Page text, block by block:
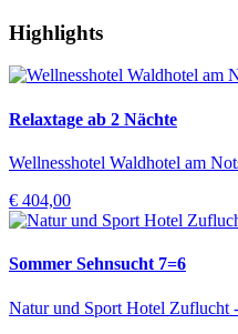
Highlights
Relaxtage ab 2 Nächte
Wellnesshotel Waldhotel am
€ 404,00
Sommer Sehnsucht 7=6
Natur und Sport Hotel Zuflucht